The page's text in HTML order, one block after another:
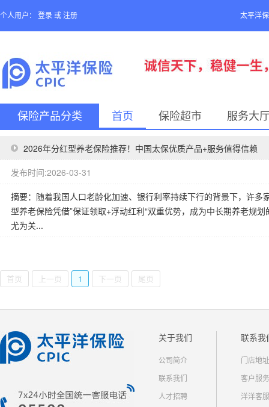
个人用户： 登录 或 注册 太平洋
保险产品分类 首页 保险超市 服务大
2026年分红型养老保险推荐！中国太保优质产品+服务值得信赖
发布时间:2026-03-31
摘要：随着我国人口老龄化加速、银行利率持续下行的背景下，许
型养老保险凭借”保证领取+浮动红利“双重优势，成为中长期养老规
尤为关...
首页 上一页 1 下一页 尾页
关于我们
公司简介
联系我们
人才招聘
联系我
门店地址
客户服务
洋洋客服